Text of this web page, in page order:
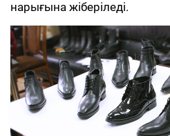
нарығына жіберіледі.